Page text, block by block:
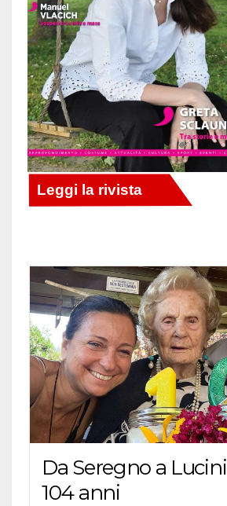
Da Seregno a
104 anni